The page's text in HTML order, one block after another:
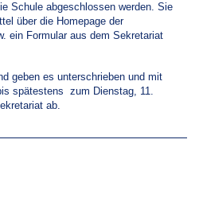
Schule abgeschlossen werden. Sie
über die Homepage der
ein Formular aus dem Sekretariat
geben es unterschrieben und mit
spätestens zum Dienstag, 11.
ab.